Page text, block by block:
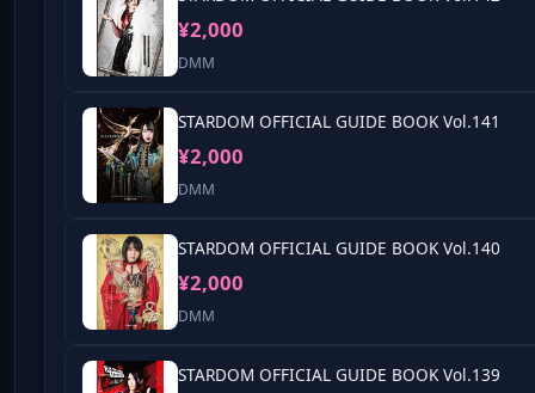
¥2,000
DMM
STARDOM OFFICIAL GUIDE BOOK Vol.141
¥2,000
DMM
STARDOM OFFICIAL GUIDE BOOK Vol.140
¥2,000
DMM
STARDOM OFFICIAL GUIDE BOOK Vol.139